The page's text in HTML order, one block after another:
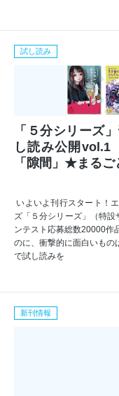
試し読み
「５分シリーズ
し読み公開vol.1
「隙間」★まる
いよいよ刊行スタート！
ズ「５分シリーズ」（特
ンテスト応募総数20000作
のに、衝撃的に面白いもの
で試し読みを
新刊情報